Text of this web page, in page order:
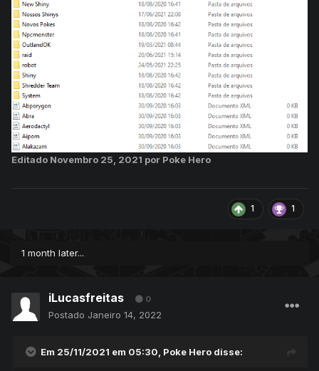
Editado Novembro 25, 2021 por Poke Hero
1 1
1 month later...
iLucasfreitas 0
Postado Janeiro 14, 2022
Em 25/11/2021 em 05:30, Poke Hero disse: